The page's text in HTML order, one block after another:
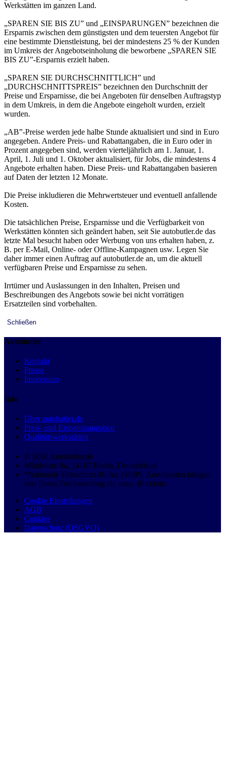
Werkstätten im ganzen Land.
„SPAREN SIE BIS ZU” und „EINSPARUNGEN” bezeichnen die
Ersparnis zwischen dem günstigsten und dem teuersten Angebot für
eine bestimmte Dienstleistung, bei der mindestens 25 % der Kunden
im Umkreis der Angebotseinholung die beworbene „SPAREN SIE
BIS ZU”-Ersparnis erzielt haben.
„SPAREN SIE DURCHSCHNITTLICH” und
„DURCHSCHNITTSPREIS” bezeichnen den Durchschnitt der
Preise und Ersparnisse, die bei Angeboten für denselben Auftragstyp
in dem Umkreis, in dem die Angebote eingeholt wurden, erzielt
wurden.
„AB”-Preise werden jede halbe Stunde aktualisiert und sind in Euro
angegeben. Andere Preis- und Rabattangaben, die in Euro oder in
Prozent angegeben sind, werden vierteljährlich am 1. Januar, 1.
April, 1. Juli und 1. Oktober aktualisiert, für Jobs, die mindestens 4
Angebote erhalten haben. Diese Preis- und Rabattangaben basieren
auf Daten der letzten 12 Monate.
Die Preise inkludieren die Mehrwertsteuer und eventuell anfallende
Kosten.
Die tatsächlichen Preise, Ersparnisse und die Verfügbarkeit von
Werkstätten könnten sich geändert haben, seit Sie autobutler.de das
letzte Mal besucht haben oder Werbung von uns erhalten haben, z.
B. per E-Mail, Online- oder Offline-Kampagnen usw. Legen Sie
daher immer einen Auftrag auf autobutler.de an, um die aktuell
verfügbaren Preise und Ersparnisse zu sehen.
Irrtümer und Auslassungen in den Inhalten, Preisen und
Beschreibungen des Angebots sowie bei nicht vorrätigen
Ersatzteilen sind vorbehalten.
Schließen
Autobutler
Kontakt
Presse
Impressum
Info
Über autobutler.de
Preis- und Ersparnisangaben
Qualitätswerkstätten
© 2026 Autobutler.de
Mühlenstr. 8a, 14167 Berlin, Deutschland
*Nationale Teilnehmer-Rufnr. (VoIP), Anrufkosten hängen
von Ihrem Telefonvertrag ab, max. 49 ct/min.
Cookie Einstellungen
AGB
Cookies
Datenschutz (DSGVO)